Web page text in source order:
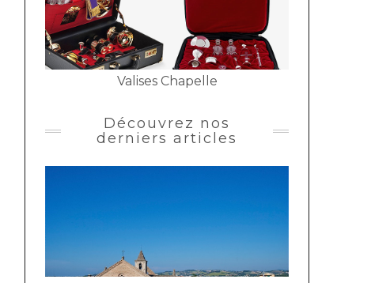
Valises Chapelle
Découvrez nos
derniers articles